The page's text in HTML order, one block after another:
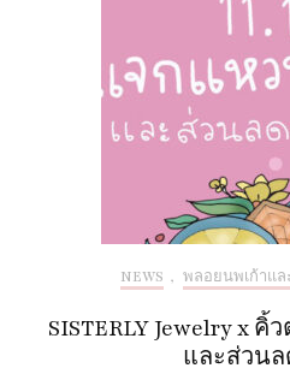
NEWS , พลอยนพเก้าแล
SISTERLY Jewelry x
และส่วน